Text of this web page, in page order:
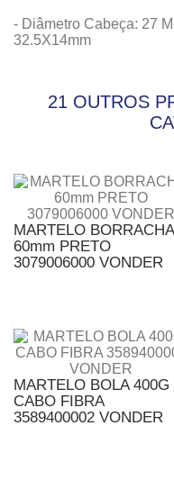
- Diâmetro Cabeça: 27
32.5X14mm
21 OUTROS
MARTELO BORRACHA
60mm PRETO
3079006000 VONDER
MARTELO BOLA 400G
CABO FIBRA
3589400002 VONDER